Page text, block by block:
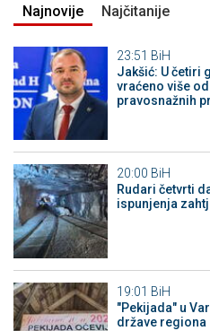
Najnovije Najčitanije
23:51 BiH
Jakšić: U četiri
vraćeno više
pravosnažnih
20:00 BiH
Rudari četvrti
ispunjenja
19:01 BiH
"Pekijada" u
države regiona